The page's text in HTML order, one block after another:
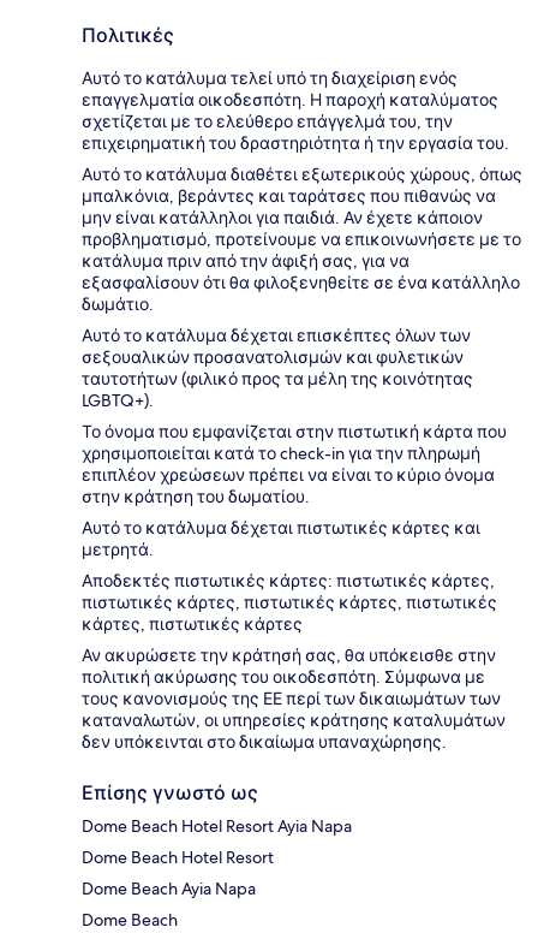
Πολιτικές
Αυτό το κατάλυμα τελεί υπό τη διαχείριση ενός
επαγγελματία οικοδεσπότη. Η παροχή καταλύματος
σχετίζεται με το ελεύθερο επάγγελμά του, την
επιχειρηματική του δραστηριότητα ή την εργασία του.
Αυτό το κατάλυμα διαθέτει εξωτερικούς χώρους, όπως
μπαλκόνια, βεράντες και ταράτσες που πιθανώς να
μην είναι κατάλληλοι για παιδιά. Αν έχετε κάποιον
προβληματισμό, προτείνουμε να επικοινωνήσετε με το
κατάλυμα πριν από την άφιξή σας, για να
εξασφαλίσουν ότι θα φιλοξενηθείτε σε ένα κατάλληλο
δωμάτιο.
Αυτό το κατάλυμα δέχεται επισκέπτες όλων των
σεξουαλικών προσανατολισμών και φυλετικών
ταυτοτήτων (φιλικό προς τα μέλη της κοινότητας
LGBTQ+).
Το όνομα που εμφανίζεται στην πιστωτική κάρτα που
χρησιμοποιείται κατά το check-in για την πληρωμή
επιπλέον χρεώσεων πρέπει να είναι το κύριο όνομα
στην κράτηση του δωματίου.
Αυτό το κατάλυμα δέχεται πιστωτικές κάρτες και
μετρητά.
Αποδεκτές πιστωτικές κάρτες: πιστωτικές κάρτες,
πιστωτικές κάρτες, πιστωτικές κάρτες, πιστωτικές
κάρτες, πιστωτικές κάρτες
Αν ακυρώσετε την κράτησή σας, θα υπόκεισθε στην
πολιτική ακύρωσης του οικοδεσπότη. Σύμφωνα με
τους κανονισμούς της ΕΕ περί των δικαιωμάτων των
καταναλωτών, οι υπηρεσίες κράτησης καταλυμάτων
δεν υπόκεινται στο δικαίωμα υπαναχώρησης.
Επίσης γνωστό ως
Dome Beach Hotel Resort Ayia Napa
Dome Beach Hotel Resort
Dome Beach Ayia Napa
Dome Beach